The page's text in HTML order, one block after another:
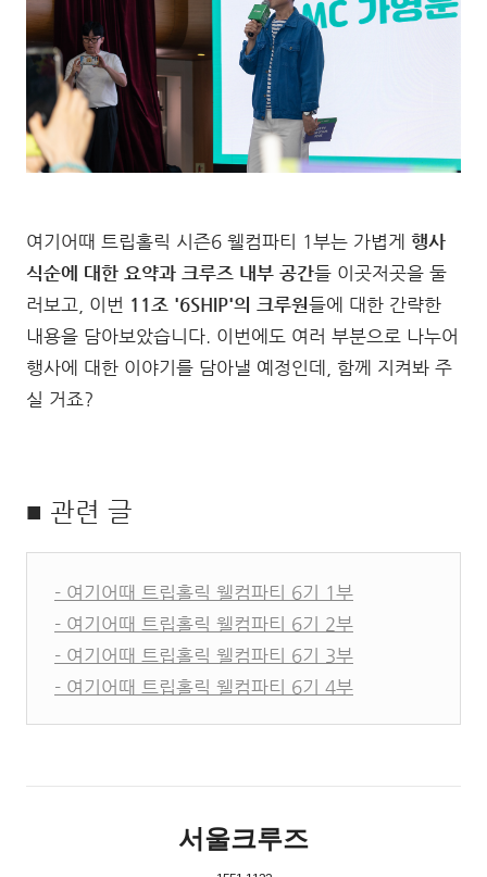
여기어때 트립홀릭 시즌6 웰컴파티 1부는 가볍게 행사
식순에 대한 요약과 크루즈 내부 공간들 이곳저곳을 둘
러보고, 이번 11조 '6SHIP'의 크루원들에 대한 간략한
내용을 담아보았습니다. 이번에도 여러 부분으로 나누어
행사에 대한 이야기를 담아낼 예정인데, 함께 지켜봐 주
실 거죠?
■ 관련 글
- 여기어때 트립홀릭 웰컴파티 6기 1부
- 여기어때 트립홀릭 웰컴파티 6기 2부
- 여기어때 트립홀릭 웰컴파티 6기 3부
- 여기어때 트립홀릭 웰컴파티 6기 4부